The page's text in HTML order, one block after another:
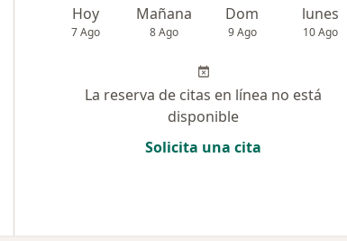
Hoy
7 Ago
Mañana
8 Ago
Dom
9 Ago
lunes
10 Ago
La reserva de citas en línea no está
disponible
Solicita una cita